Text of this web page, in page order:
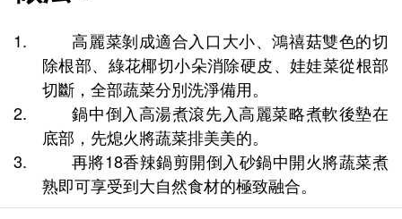
1.
高麗菜剝成適合入口大小、鴻禧菇雙色的切
除根部、綠花椰切小朵消除硬皮、娃娃菜從根部
切斷，全部蔬菜分別洗淨備用。
2.
鍋中倒入高湯煮滾先入高麗菜略煮軟後墊在
底部，先熄火將蔬菜排美美的。
3. 再將18香辣鍋剪開倒入砂鍋中開火將蔬菜煮
熟即可享受到大自然食材的極致融合。